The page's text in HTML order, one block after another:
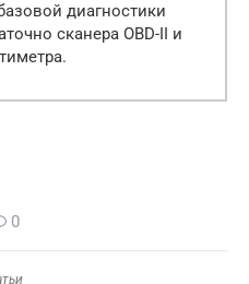
диагностики
сканера OBD-II и
0